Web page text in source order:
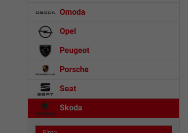
Omoda
Opel
Peugeot
Porsche
Seat
Skoda